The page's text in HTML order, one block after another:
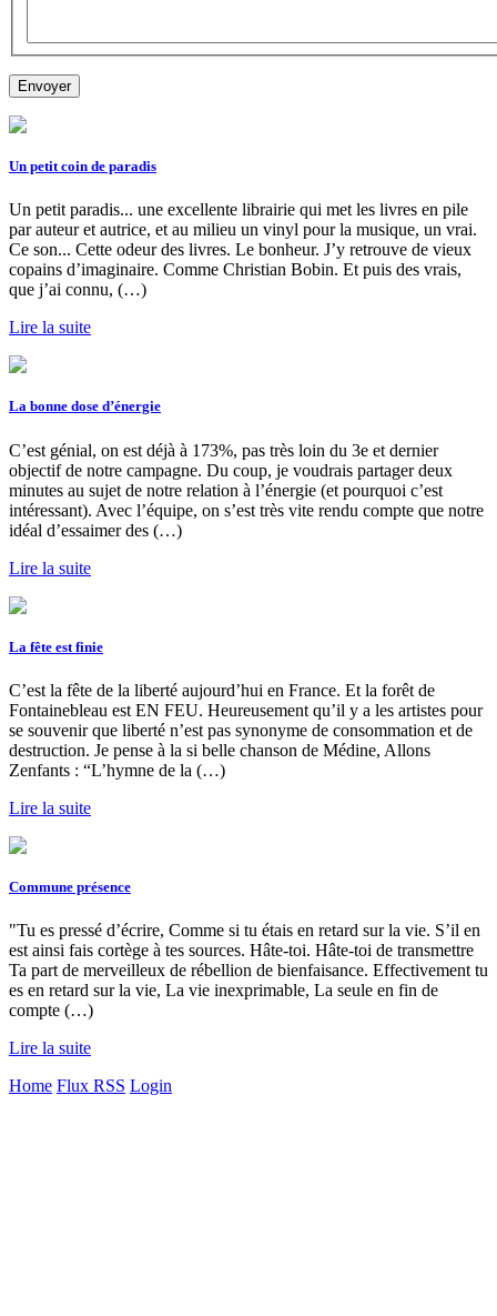
Un petit coin de paradis
Un petit paradis... une excellente librairie qui met les livres en pile
par auteur et autrice, et au milieu un vinyl pour la musique, un vrai.
Ce son... Cette odeur des livres. Le bonheur. J’y retrouve de vieux
copains d’imaginaire. Comme Christian Bobin. Et puis des vrais,
que j’ai connu, (…)
Lire la suite
La bonne dose d’énergie
C’est génial, on est déjà à 173%, pas très loin du 3e et dernier
objectif de notre campagne. Du coup, je voudrais partager deux
minutes au sujet de notre relation à l’énergie (et pourquoi c’est
intéressant). Avec l’équipe, on s’est très vite rendu compte que notre
idéal d’essaimer des (…)
Lire la suite
La fête est finie
C’est la fête de la liberté aujourd’hui en France. Et la forêt de
Fontainebleau est EN FEU. Heureusement qu’il y a les artistes pour
se souvenir que liberté n’est pas synonyme de consommation et de
destruction. Je pense à la si belle chanson de Médine, Allons
Zenfants : “L’hymne de la (…)
Lire la suite
Commune présence
"Tu es pressé d’écrire, Comme si tu étais en retard sur la vie. S’il en
est ainsi fais cortège à tes sources. Hâte-toi. Hâte-toi de transmettre
Ta part de merveilleux de rébellion de bienfaisance. Effectivement tu
es en retard sur la vie, La vie inexprimable, La seule en fin de
compte (…)
Lire la suite
Home Flux RSS Login